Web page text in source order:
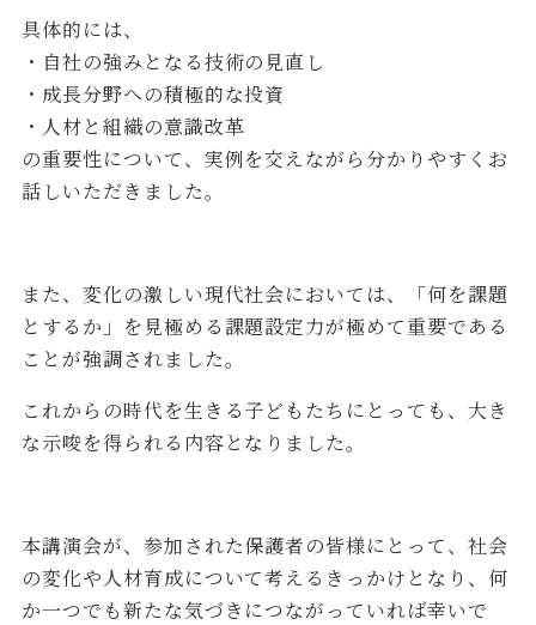
具体的には、
・自社の強みとなる技術の見直し
・成長分野への積極的な投資
・人材と組織の意識改革
の重要性について、実例を交えながら分かりやすくお
話しいただきました。
また、変化の激しい現代社会においては、「何を課題
とするか」を見極める課題設定力が極めて重要である
ことが強調されました。
これからの時代を生きる子どもたちにとっても、大き
な示唆を得られる内容となりました。
本講演会が、参加された保護者の皆様にとって、社会
の変化や人材育成について考えるきっかけとなり、何
か一つでも新たな気づきにつながっていれば幸いで